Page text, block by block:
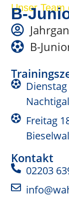
Unser Team
B-
B-
Freitag
Kontakt
02203